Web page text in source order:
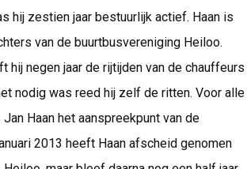
hij zestien jaar bestuurlijk actief. Haan is
van de buurtbusvereniging Heiloo.
hij negen jaar de rijtijden van de chauffeurs
nodig was reed hij zelf de ritten. Voor alle
Haan het aanspreekpunt van de
2013 heeft Haan afscheid genomen